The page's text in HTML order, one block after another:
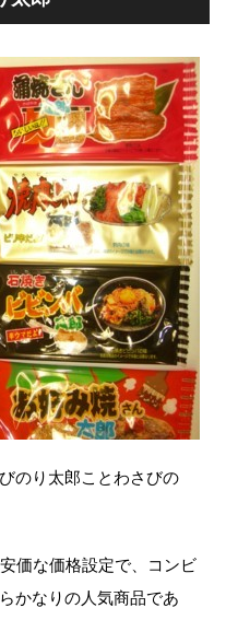
のり太郎ことわさびの
価な価格設定で、コンビ
かなりの人気商品であ